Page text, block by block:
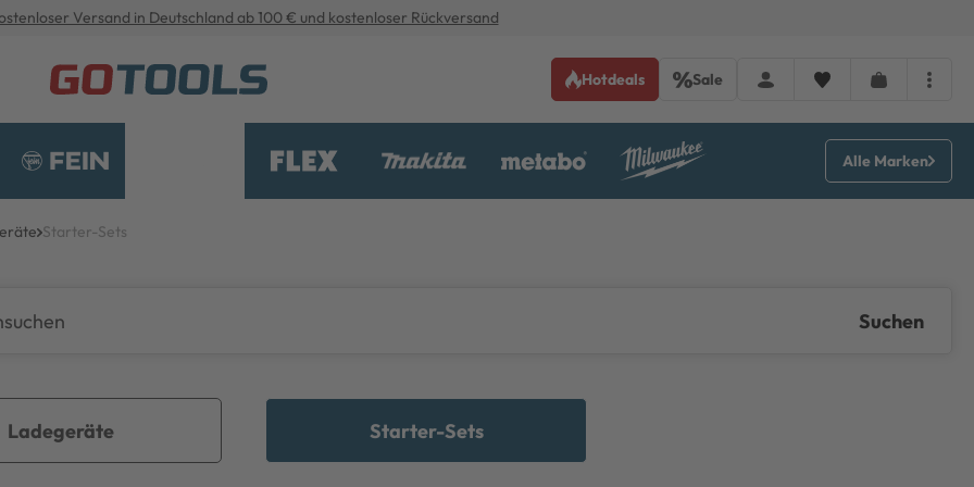
Versand in Deutschland ab 100 € und kostenloser Rückversand
Hotdeals Sale
Alle Marken
Starter-Sets
Suchen
Ladegeräte Starter-Sets